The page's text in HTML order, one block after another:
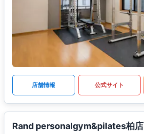
店舗情報 公式サイト
Rand personalgym&pilates柏店